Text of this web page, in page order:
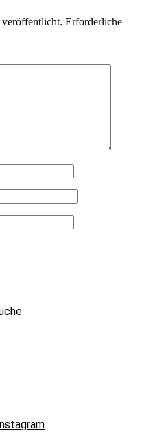
Erforderliche